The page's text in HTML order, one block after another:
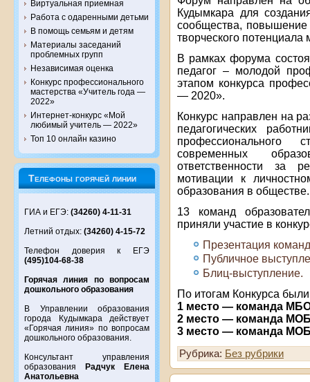
Виртуальная приемная
Работа с одаренными детьми
В помощь семьям и детям
Материалы заседаний
проблемных групп
Независимая оценка
Конкурс профессионального
мастерства «Учитель года —
2022»
Интернет-конкурс «Мой
любимый учитель — 2022»
Топ 10 онлайн казино
Телефоны горячей линии
ГИА и ЕГЭ: (34260) 4-11-31
Летний отдых: (34260) 4-15-72
Телефон доверия к ЕГЭ
(495)104-68-38
Горячая линия по вопросам
дошкольного образования
В Управлении образования
города Кудымкара действует
«Горячая линия» по вопросам
дошкольного образования.
Консультант управления
образования
Радчук Елена
Анатольевна
Кудымкара для
сообщества, повышение
творческого потенциала
В рамках форума
педагог – молодой
этапом конкурса
— 2020».
Конкурс направлен на
педагогических
профессионального
современных
ответственности за
мотивации к
образования в обществе.
13 команд
приняли участие в
Презентация
Публичное
Блиц-выступление.
По итогам Конкурса
1 место — команда
2 место — команда
3 место — команда
Рубрика: Без рубрики